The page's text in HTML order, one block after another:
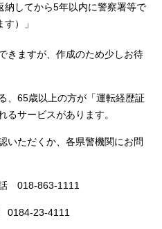
納してから5年以内に警察署等で
）」
きますが、作成のため少しお待
、65歳以上の方が「運転経歴証
るサービスがあります。
いただくか、各県警機関にお問
018-863-1111
23-4111